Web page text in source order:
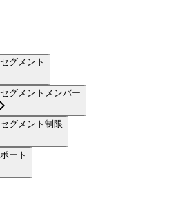
グメント
グメントメンバー
グメント制限
ート